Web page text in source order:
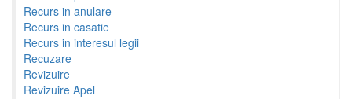
Recurs in anulare
Recurs in casatie
Recurs in interesul legii
Recuzare
Revizuire
Revizuire Apel